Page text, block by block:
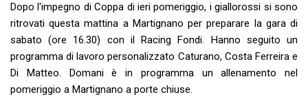
Dopo l'impegno di Coppa di ieri pomeriggio, i giallorossi si sono
ritrovati questa mattina a Martignano per preparare la gara di
sabato (ore 16.30) con il Racing Fondi. Hanno seguito un
programma di lavoro personalizzato Caturano, Costa Ferreira e
Di Matteo. Domani è in programma un allenamento nel
pomeriggio a Martignano a porte chiuse.